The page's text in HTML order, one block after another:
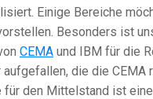
Einige Bereiche
Besonders ist
CEMA und IBM für die
aufgefallen, die die CEMA
für den Mittelstand ist